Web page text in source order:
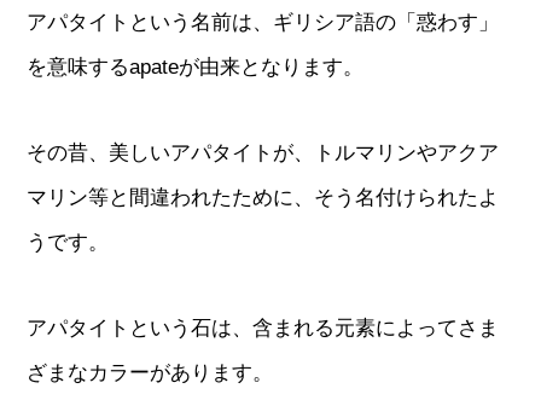
アパタイトという名前は、ギリシア語の「惑わす」
を意味するapateが由来となります。
その昔、美しいアパタイトが、トルマリンやアクア
マリン等と間違われたために、そう名付けられたよ
うです。
アパタイトという石は、含まれる元素によってさま
ざまなカラーがあります。